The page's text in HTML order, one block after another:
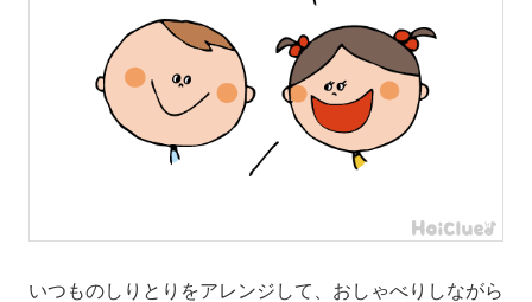
いつものしりとりをアレンジして、おしゃべりしながら